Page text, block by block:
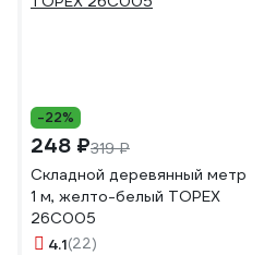
-22%
248 ₽319 ₽
Складной деревянный метр
1 м, желто-белый TOPEX
26C005
4.1(22)